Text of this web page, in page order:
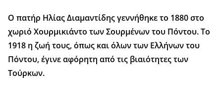
Ο πατήρ Ηλίας Διαμαντίδης γεννήθηκε το 1880 στο
χωριό Χουρμικιάντο των Σουρμένων του Πόντου. Το
1918 η ζωή τους, όπως και όλων των Ελλήνων του
Πόντου, έγινε αφόρητη από τις βιαιότητες των
Τούρκων.